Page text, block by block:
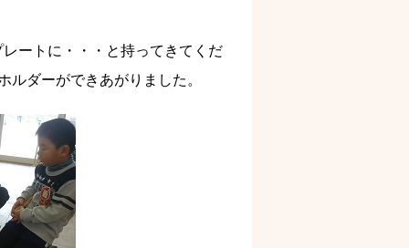
ートに・・・と持ってきてくだ
ダーができあがりました。